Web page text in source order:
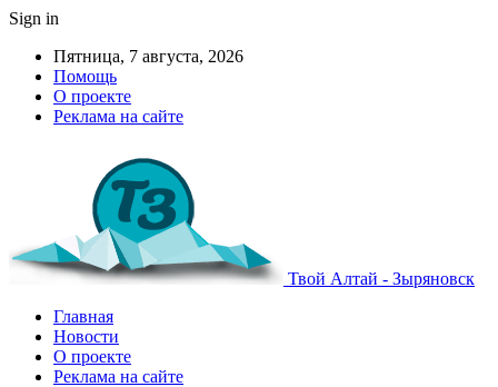
Sign in
Пятница, 7 августа, 2026
Помощь
О проекте
Реклама на сайте
Твой Алтай - Зыряновск
Главная
Новости
О проекте
Реклама на сайте